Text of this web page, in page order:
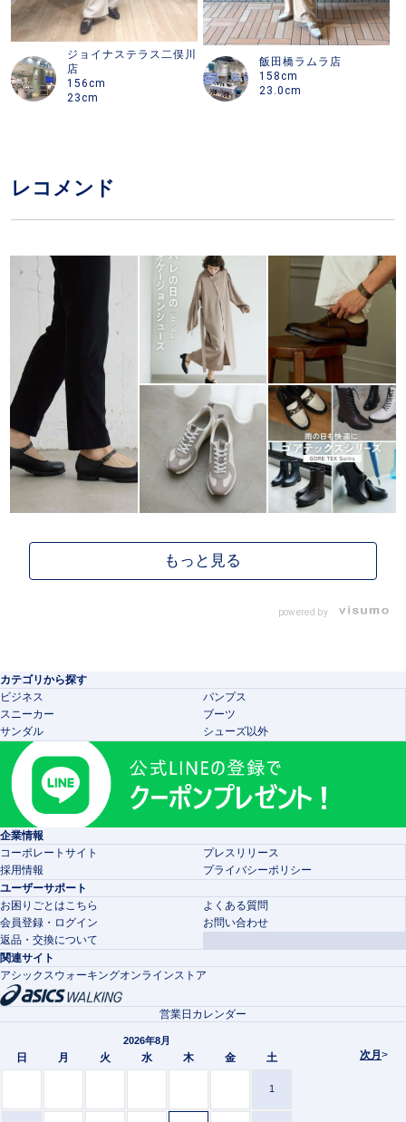
ジョイナステラス二俣川
店
156cm
23cm
飯田橋ラムラ店
158cm
23.0cm
レコメンド
powered by
カテゴリから探す
ビジネス
パンプス
スニーカー
ブーツ
サンダル
シューズ以外
企業情報
コーポレートサイト
プレスリリース
採用情報
プライバシーポリシー
ユーザーサポート
お困りごとはこちら
よくある質問
会員登録・ログイン
お問い合わせ
返品・交換について
関連サイト
アシックスウォーキングオンラインストア
次月>
営業日カレンダー
2026年8月
日 月 火 水 木 金 土
1